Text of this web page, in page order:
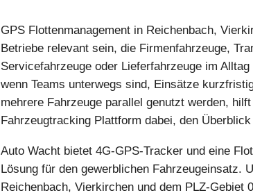
GPS Flottenmanagement in Reichenbach,
Betriebe relevant sein, die Firmenfahrzeuge,
Servicefahrzeuge oder Lieferfahrzeuge im
wenn Teams unterwegs sind, Einsätze
mehrere Fahrzeuge parallel genutzt werden,
Fahrzeugtracking Plattform dabei, den
Auto Wacht bietet 4G-GPS-Tracker und eine
Lösung für den gewerblichen Fahrzeugeinsatz.
Reichenbach, Vierkirchen und dem PLZ-Gebiet